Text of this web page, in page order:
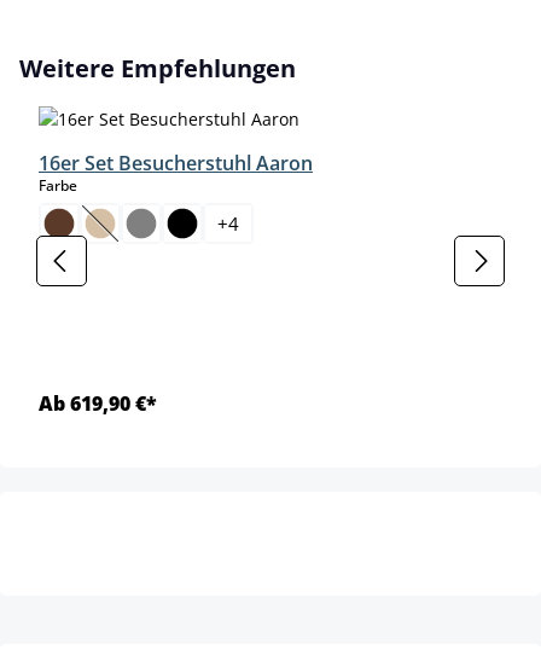
Produktgalerie überspringen
Weitere Empfehlungen
16er Set Besucherstuhl Aaron
Farbeauswählen
(Diese Option ist zurzeit nicht verfügbar.)
+4
Ab 619,90 €*